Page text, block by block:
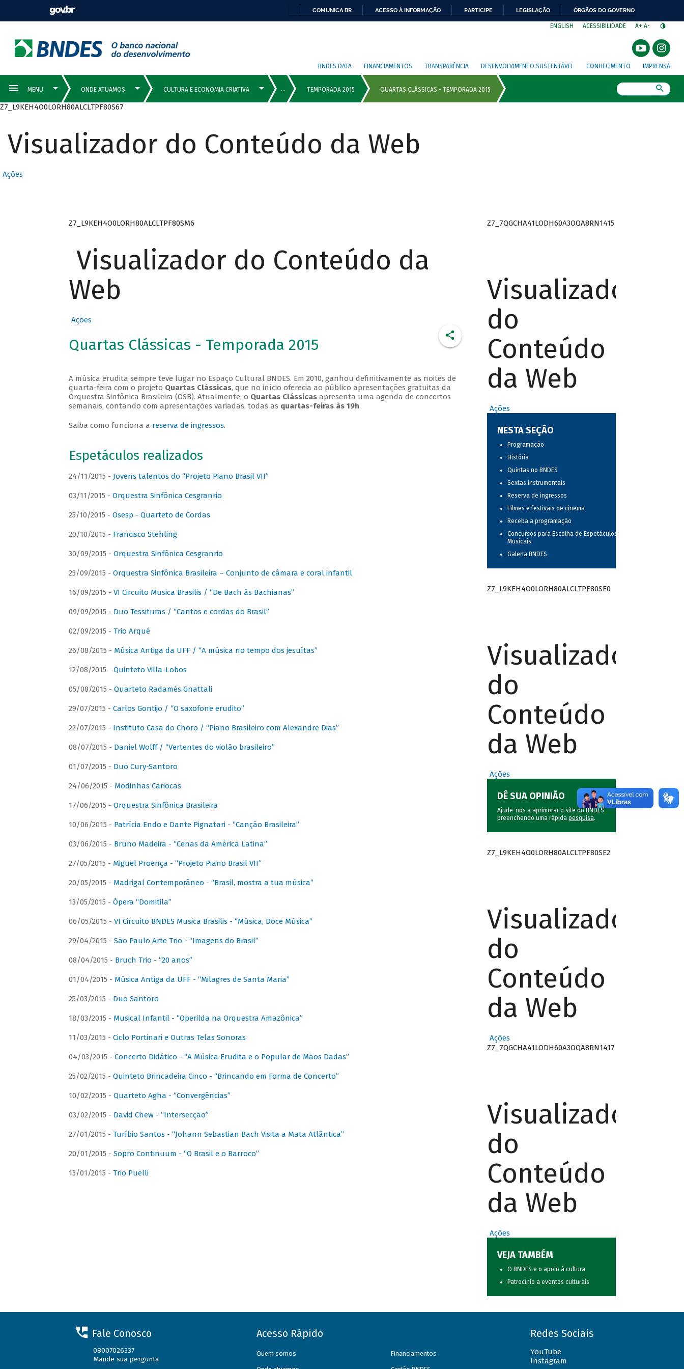
COMUNICA BR ACESSO À INFORMAÇÃO PARTICIPE LEGISLAÇÃO ÓRGÃOS DO GOVERNO
ENGLISH ACESSIBILIDADE A+ A-
BNDES DATA FINANCIAMENTOS TRANSPARÊNCIA DESENVOLVIMENTO SUSTENTÁVEL CONHECIMENTO IMPRENSA
Z7_L9KEH4O0LORH80ALCLTPF80S67
Visualizador do Conteúdo da Web
Ações
Z7_L9KEH4O0LORH80ALCLTPF80SM6
Visualizador do Conteúdo da
Web
Ações
Quartas Clássicas - Temporada 2015
A música erudita sempre teve lugar no Espaço Cultural BNDES. Em 2010, ganhou definitivamente as noites de
quarta-feira com o projeto Quartas Clássicas, que no início oferecia ao público apresentações gratuitas da
Orquestra Sinfônica Brasileira (OSB). Atualmente, o Quartas Clássicasapresenta uma agenda de concertos
semanais, contando com apresentações variadas, todas as quartas-feiras às 19h.
Saiba como funciona a reserva de ingressos.
Espetáculos realizados
24/11/2015 - Jovens talentos do “Projeto Piano Brasil VII”
03/11/2015 - Orquestra Sinfônica Cesgranrio
25/10/2015 - Osesp - Quarteto de Cordas
20/10/2015 - Francisco Stehling
30/09/2015 - Orquestra Sinfônica Cesgranrio
23/09/2015 - Orquestra Sinfônica Brasileira – Conjunto de câmara e coral infantil
16/09/2015 - VI Circuito Musica Brasilis / “De Bach às Bachianas”
09/09/2015 - Duo Tessituras / “Cantos e cordas do Brasil”
02/09/2015 - Trio Arqué
26/08/2015 - Música Antiga da UFF / “A música no tempo dos jesuítas”
12/08/2015 - Quinteto Villa-Lobos
05/08/2015 - Quarteto Radamés Gnattali
29/07/2015 - Carlos Gontijo / “O saxofone erudito”
22/07/2015 - Instituto Casa do Choro / “Piano Brasileiro com Alexandre Dias”
08/07/2015 - Daniel Wolff / “Vertentes do violão brasileiro”
01/07/2015 - Duo Cury-Santoro
24/06/2015 - Modinhas Cariocas
17/06/2015 - Orquestra Sinfônica Brasileira
10/06/2015 - Patrícia Endo e Dante Pignatari - “Canção Brasileira”
03/06/2015 - Bruno Madeira - “Cenas da América Latina”
27/05/2015 - Miguel Proença - “Projeto Piano Brasil VII”
20/05/2015 - Madrigal Contemporâneo - “Brasil, mostra a tua música”
13/05/2015 - Ópera “Domitila”
06/05/2015 - VI Circuito BNDES Musica Brasilis - “Música, Doce Música”
29/04/2015 - São Paulo Arte Trio - “Imagens do Brasil”
08/04/2015 - Bruch Trio - “20 anos”
01/04/2015 - Música Antiga da UFF - “Milagres de Santa Maria”
25/03/2015 - Duo Santoro
18/03/2015 - Musical Infantil - “Operilda na Orquestra Amazônica”
11/03/2015 - Ciclo Portinari e Outras Telas Sonoras
04/03/2015 - Concerto Didático - “A Música Erudita e o Popular de Mãos Dadas”
25/02/2015 - Quinteto Brincadeira Cinco - “Brincando em Forma de Concerto”
10/02/2015 - Quarteto Agha - “Convergências”
03/02/2015 - David Chew - “Intersecção”
27/01/2015 - Turíbio Santos - “Johann Sebastian Bach Visita a Mata Atlântica”
20/01/2015 - Sopro Continuum - “O Brasil e o Barroco”
13/01/2015 - Trio Puelli
Z7_7QGCHA41LODH60A3OQA8RN1415
Visualizador
do
Conteúdo
da Web
Ações
NESTA SEÇÃO
Programação
História
Quintas no BNDES
Sextas instrumentais
Reserva de ingressos
Filmes e festivais de cinema
Receba a programação
Concursos para Escolha de Espetáculos
Musicais
Galeria BNDES
Z7_L9KEH4O0LORH80ALCLTPF80SE0
Visualizador
do
Conteúdo
da Web
Ações
DÊ SUA OPINIÃO
Ajude-nos a aprimorar o site do BNDES
preenchendo uma rápida pesquisa.
Z7_L9KEH4O0LORH80ALCLTPF80SE2
Visualizador
do
Conteúdo
da Web
Ações
Z7_7QGCHA41LODH60A3OQA8RN1417
Visualizador
do
Conteúdo
da Web
Ações
VEJA TAMBÉM
O BNDES e o apoio à cultura
Patrocínio a eventos culturais
Fale Conosco
08007026337
Mande sua pergunta
Acesso Rápido
Quem somos Financiamentos
Redes Sociais
YouTube
Instagram